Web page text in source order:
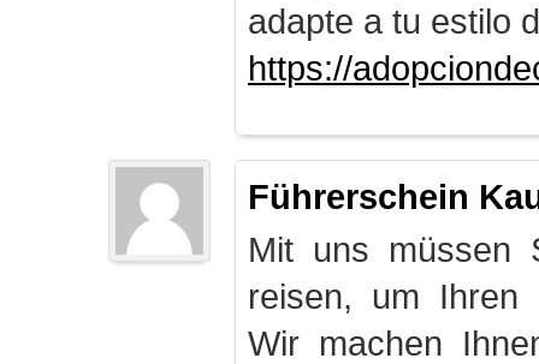
adapte a tu estilo
https://
Führerschein
Mit uns müssen
reisen, um Ihren
Wir machen